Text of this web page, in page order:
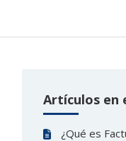
Artículos en
¿Qué es
Nadie lo sigue aún